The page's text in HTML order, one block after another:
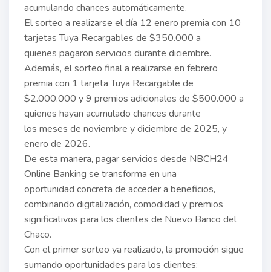
acumulando chances automáticamente.
El sorteo a realizarse el día 12 enero premia con 10
tarjetas Tuya Recargables de $350.000 a
quienes pagaron servicios durante diciembre.
Además, el sorteo final a realizarse en febrero
premia con 1 tarjeta Tuya Recargable de
$2.000.000 y 9 premios adicionales de $500.000 a
quienes hayan acumulado chances durante
los meses de noviembre y diciembre de 2025, y
enero de 2026.
De esta manera, pagar servicios desde NBCH24
Online Banking se transforma en una
oportunidad concreta de acceder a beneficios,
combinando digitalización, comodidad y premios
significativos para los clientes de Nuevo Banco del
Chaco.
Con el primer sorteo ya realizado, la promoción sigue
sumando oportunidades para los clientes: